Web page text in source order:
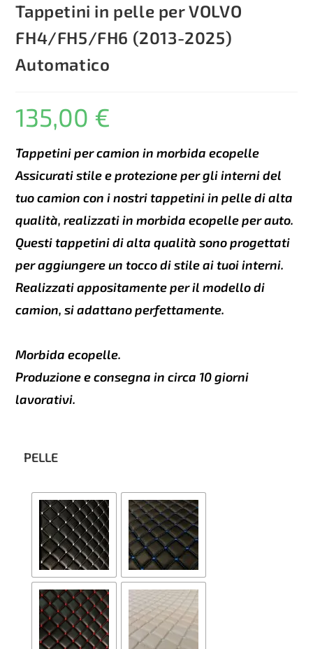
Tappetini in pelle per VOLVO
FH4/FH5/FH6 (2013-2025)
Automatico
135,00 €
Tappetini per camion in morbida ecopelle
Assicurati stile e protezione per gli interni del
tuo camion con i nostri tappetini in pelle di alta
qualità, realizzati in morbida ecopelle per auto.
Questi tappetini di alta qualità sono progettati
per aggiungere un tocco di stile ai tuoi interni.
Realizzati appositamente per il modello di
camion, si adattano perfettamente.
Morbida ecopelle.
Produzione e consegna in circa 10 giorni
lavorativi.
PELLE